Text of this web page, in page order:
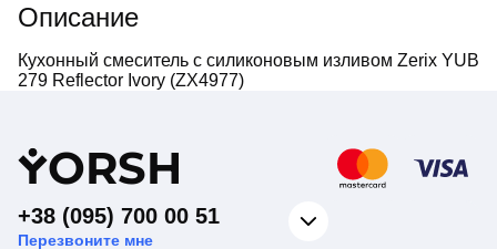
Описание
Кухонный смеситель с силиконовым изливом Zerix YUB
279 Reflector Ivory (ZX4977)
YORSH
+38 (095) 700 00 51
Перезвоните мне